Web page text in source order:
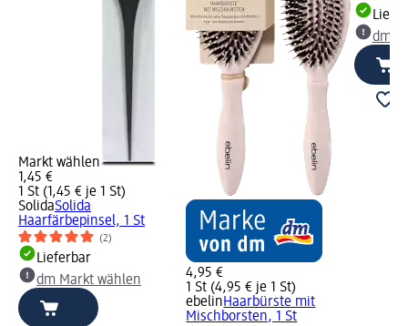
Markt wählen
1,45 €
1 St (1,45 € je 1 St)
SolidaSolida
Haarfärbepinsel, 1 St
(2)
Lieferbar
dm Markt wählen
4,95 €
1 St (4,95 € je 1 St)
ebelinHaarbürste mit
Mischborsten, 1 St
dm